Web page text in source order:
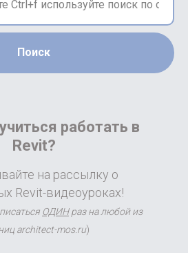
Поиск
работать в
Revit?
на рассылку о
Revit-видеоуроках!
ОДИНраз на любой из
architect-mos.ru)